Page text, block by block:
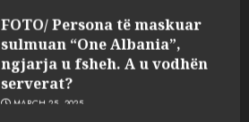
sulmuan “One Albania”,
ngjarja u fsheh. A u vodhën
serverat?
MARCH 25, 2025